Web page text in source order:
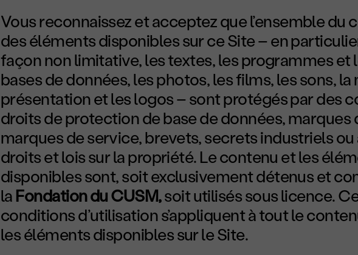
Vous reconnaissez et acceptez que l’ensemble du
des éléments disponibles sur ce Site – en
façon non limitative, les textes, les programmes et
bases de données, les photos, les films, les sons, la
présentation et les logos – sont protégés par des
droits de protection de base de données, marques
marques de service, brevets, secrets industriels
droits et lois sur la propriété. Le contenu et les
disponibles sont, soit exclusivement détenus et
la Fondation du CUSM,soit utilisés sous licence.
conditions d’utilisation s’appliquent à tout le
les éléments disponibles sur le Site.